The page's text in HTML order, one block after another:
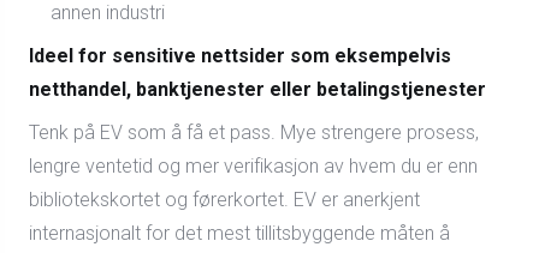
annen industri
Ideel for sensitive nettsider som eksempelvis
netthandel, banktjenester eller betalingstjenester
Tenk på EV som å få et pass. Mye strengere prosess,
lengre ventetid og mer verifikasjon av hvem du er enn
bibliotekskortet og førerkortet. EV er anerkjent
internasjonalt for det mest tillitsbyggende måten å